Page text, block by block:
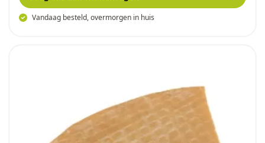
Vandaag besteld, overmorgen in huis